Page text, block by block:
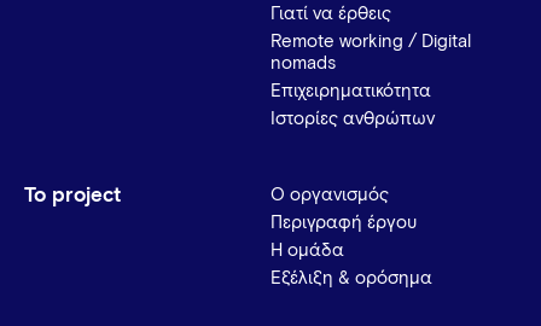
Γιατί να έρθεις
Remote working / Digital
nomads
Επιχειρηματικότητα
Ιστορίες ανθρώπων
Το project
Ο οργανισμός
Περιγραφή έργου
Η ομάδα
Εξέλιξη & ορόσημα